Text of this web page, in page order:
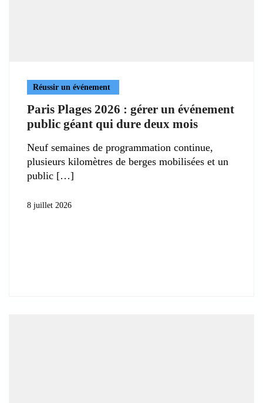
Réussir un événement
Paris Plages 2026 : gérer un événement
public géant qui dure deux mois
Neuf semaines de programmation continue,
plusieurs kilomètres de berges mobilisées et un
public
8 juillet 2026